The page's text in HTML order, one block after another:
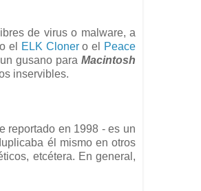
de virus o malware, a
el
ELK Clonero el
Peace
gusano para Macintosh
inservibles.
reportado en 1998 - es un
él mismo en otros
etcétera. En general,